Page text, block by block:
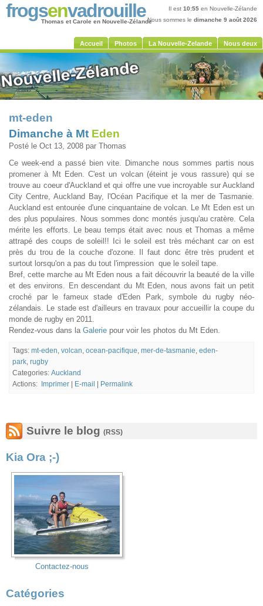
frogsenvadrouille
Thomas et Carole en Nouvelle-Zélande
Il est 10:55 en Nouvelle-Zélande
Nous sommes le dimanche 9 août 2026
Accueil Photos La Nouvelle-Zelande Nous deux
Suivre le blog (RSS)
Kia Ora ;-)
Contactez-nous
Catégories
mt-eden
Dimanche à Mt Eden
Posté le Oct 13, 2008 par Thomas
Ce week-end a passé bien vite. Dimanche nous sommes partis nous
promener à Mt Eden. C'est un volcan (éteint je vous rassure) qui se
trouve au coeur d'Auckland et qui offre une vue incroyable sur Auckland
City Centre, Auckland Bay, l'Océan Pacifique et la mer de Tasmanie.
Auckland est entourée d'une cinquantaine de volcan. Le Mt Eden est un
des plus populaires. Nous sommes donc montés jusqu'au cratère. Cela
mérite les efforts. Le beau temps était avec nous et Thomas a même
attrapé des coups de soleil!! Ici le soleil est très méchant car on est
près du trou de la couche d'ozone. Il faut donc être très prudent et
surtout lorsqu'on a pas du tout l'impression que le soleil tape.
Bref, cette marche au Mt Eden nous a fait découvrir la beauté de la ville
et des environs. En descendant du Mt Eden, nous avons fait un petit
croché par le fameux stade d'Eden Park, symbole du rugby néo-
zélandais. Le stade est d'ailleurs en travaux pour accueillir la coupe du
monde de rugby en 2011.
Rendez-vous dans la Galerie pour voir les photos du Mt Eden.
Tags: mt-eden volcan ocean-pacifique mer-de-tasmanie eden-
park rugby
Categories: Auckland
Actions:
Imprimer E-mail Permalink